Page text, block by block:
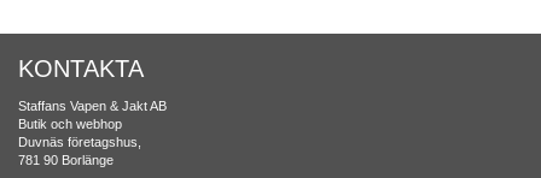
KONTAKTA
Staffans Vapen & Jakt AB
Butik och webhop
Duvnäs företagshus,
781 90 Borlänge